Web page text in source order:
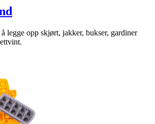
legge opp skjørt, jakker, bukser, gardiner